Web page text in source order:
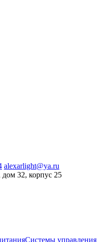
alexarlight@ya.ru
32, корпус 25
Системы управления